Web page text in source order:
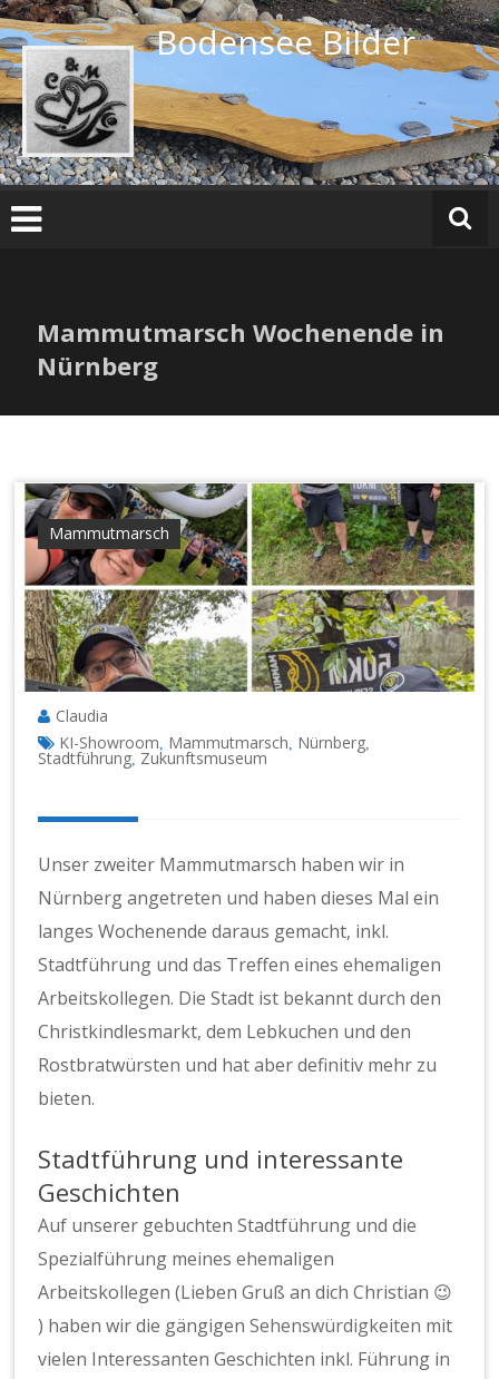
Zum
Inhalt
springen
Bodensee Bilder
Mammutmarsch Wochenende in
Nürnberg
Mammutmarsch
Claudia
KI-Showroom Mammutmarsch Nürnberg
Stadtführung Zukunftsmuseum
Unser zweiter Mammutmarsch haben wir in
Nürnberg angetreten und haben dieses Mal ein
langes Wochenende daraus gemacht, inkl.
Stadtführung und das Treffen eines ehemaligen
Arbeitskollegen. Die Stadt ist bekannt durch den
Christkindlesmarkt, dem Lebkuchen und den
Rostbratwürsten und hat aber definitiv mehr zu
bieten.
Stadtführung und interessante
Geschichten
Auf unserer gebuchten Stadtführung und die
Spezialführung meines ehemaligen
Arbeitskollegen (Lieben Gruß an dich Christian 😉
) haben wir die gängigenSehenswürdigkeiten mit
vielen Interessanten Geschichten inkl. Führung in